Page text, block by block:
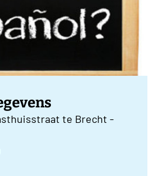
te Brecht -